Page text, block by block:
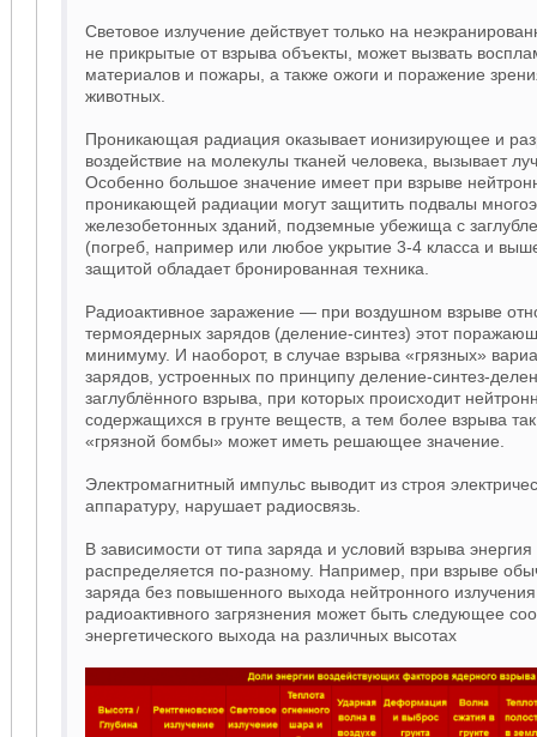
Световое излучение действует только на
не прикрытые от взрыва объекты, может вызвать
материалов и пожары, а также ожоги и поражение
животных.
Проникающая радиация оказывает ионизирующее и
воздействие на молекулы тканей человека, вызывает
Особенно большое значение имеет при взрыве
проникающей радиации могут защитить подвалы
железобетонных зданий, подземные убежища с
(погреб, например или любое укрытие 3-4 класса и
защитой обладает бронированная техника.
Радиоактивное заражение — при воздушном взрыве
термоядерных зарядов (деление-синтез) этот
минимуму. И наоборот, в случае взрыва «грязных»
зарядов, устроенных по принципу деление-синтез-
заглублённого взрыва, при которых происходит
содержащихся в грунте веществ, а тем более взрыва
«грязной бомбы» может иметь решающее значение.
Электромагнитный импульс выводит из строя
аппаратуру, нарушает радиосвязь.
В зависимости от типа заряда и условий взрыва
распределяется по-разному. Например, при взрыве
заряда без повышенного выхода нейтронного
радиоактивного загрязнения может быть следующее
энергетического выхода на различных высотах